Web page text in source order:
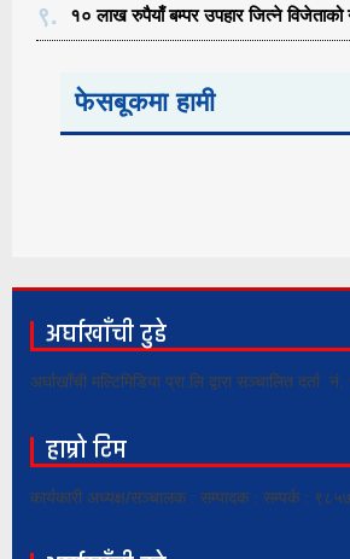
९. १० लाख रुपैयाँ बम्पर उपहार जित्ने विजेताको
फेसबूकमा हामी
अर्घाखाँची टुडे
अर्घाखाँची मल्टिमिडिया प्रा.लि द्वारा सञ्चालित
हाम्रो टिम
कार्यकारी अध्यक्ष/सञ्चालक : सम्पादक : सम्पर्क :